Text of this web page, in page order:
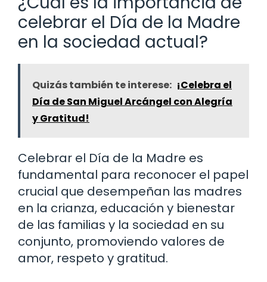
celebrar el Día de la Madre
en la sociedad actual?
Quizás también te interese: ¡Celebra el
Día de San Miguel Arcángel con Alegría
y Gratitud!
Celebrar el Día de la Madre es
fundamental para reconocer el papel
crucial que desempeñan las madres
en la crianza, educación y bienestar
de las familias y la sociedad en su
conjunto, promoviendo valores de
amor, respeto y gratitud.